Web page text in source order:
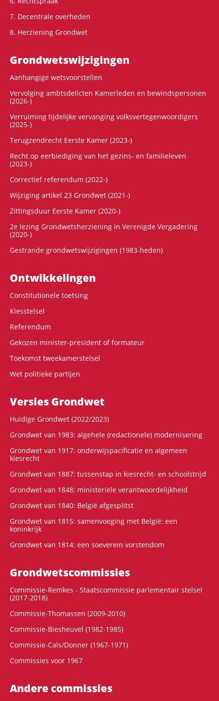
7. Decentrale overheden
8. Herziening Grondwet
Grondwets­wijzigingen
Aanhangige wetsvoorstellen
Vervolging ambtsdelicten Kamerleden en bewindspersonen
(2026-)
Verruiming tijdelijke vervanging volksvertegenwoordigers
(2025-)
Terugzendrecht Eerste Kamer (2023-)
Recht op eerbiediging van het gezins- en familieleven
(2023-)
Correctief referendum (2022-)
Wijziging artikel 23 Grondwet (2021-)
Zittingsduur Eerste Kamer (2020-)
2e lezing Grondwetsherziening in Verenigde Vergadering
(2020-)
Gestrande grondwetswijzigingen (1983-heden)
Ontwikke­lingen
Constitutionele toetsing
Kiesstelsel
Referendum
Gekozen minister-president of formateur
Toekomst tweekamerstelsel
Wet politieke partijen
Versies Grondwet
Huidige Grondwet (2022/2023)
Grondwet van 1983: algehele (redactionele) modernisering
Grondwet van 1917: onderwijspacificatie en algemeen
kiesrecht
Grondwet van 1887: tussenstap in kiesrecht- en schoolstrijd
Grondwet van 1848: ministeriële verantwoordelijkheid
Grondwet van 1840: België afgesplitst
Grondwet van 1815: samenvoeging met België: een
koninkrijk
Grondwet van 1814: een soeverein vorstendom
Grondwets­commissies
Commissie-Remkes - Staatscommissie parlementair stelsel
(2017-2018)
Commissie-Thomassen (2009-2010)
Commissie-Biesheuvel (1982-1985)
Commissie-Cals/Donner (1967-1971)
Commissies voor 1967
Andere commissies